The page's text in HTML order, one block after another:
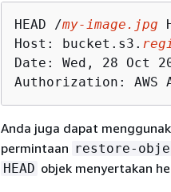
HEAD /my-image.jpg
Host: bucket.s3.
Date: Wed, 28 Oct
Authorization: AWS
Anda juga dapat
permintaan restore-
HEAD objek menyertakan